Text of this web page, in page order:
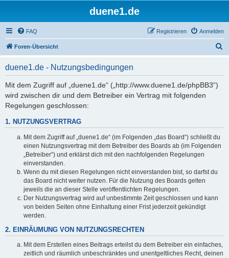
duene1.de
FAQ Anmelden
Registrieren
Foren-Übersicht
duene1.de - Nutzungsbedingungen
Mit dem Zugriff auf „duene1.de“ („http://www.duene1.de/phpBB3“)
wird zwischen dir und dem Betreiber ein Vertrag mit folgenden
Regelungen geschlossen:
1. NUTZUNGSVERTRAG
Mit dem Zugriff auf „duene1.de“ (im Folgenden „das Board“) schließt du
einen Nutzungsvertrag mit dem Betreiber des Boards ab (im Folgenden
„Betreiber“) und erklärst dich mit den nachfolgenden Regelungen
einverstanden.
Wenn du mit diesen Regelungen nicht einverstanden bist, so darfst du
das Board nicht weiter nutzen. Für die Nutzung des Boards gelten
jeweils die an dieser Stelle veröffentlichten Regelungen.
Der Nutzungsvertrag wird auf unbestimmte Zeit geschlossen und kann
von beiden Seiten ohne Einhaltung einer Frist jederzeit gekündigt
werden.
2. EINRÄUMUNG VON NUTZUNGSRECHTEN
Mit dem Erstellen eines Beitrags erteilst du dem Betreiber ein einfaches,
zeitlich und räumlich unbeschränktes und unentgeltliches Recht, deinen